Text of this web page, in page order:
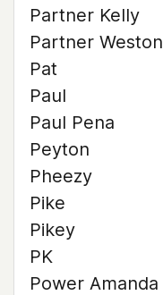
Partner Kelly
Partner Weston
Pat
Paul
Paul Pena
Peyton
Pheezy
Pike
Pikey
PK
Power Amanda